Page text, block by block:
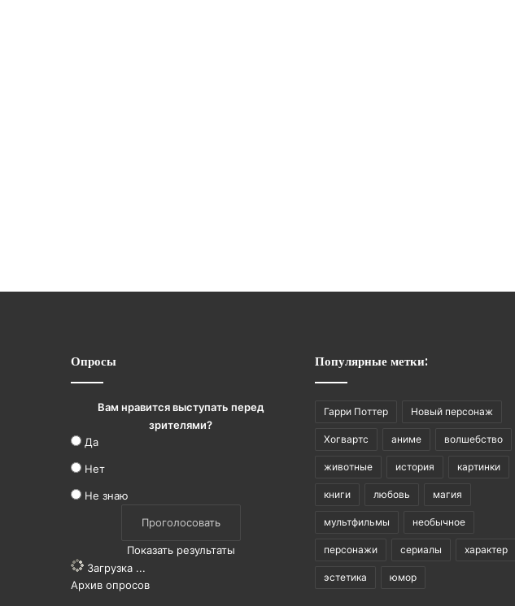
Опросы
Вам нравится выступать перед
зрителями?
Да
Нет
Не знаю
Показать результаты
Загрузка ...
Архив опросов
Популярные метки:
Гарри Поттер Новый персонаж
Хогвартс аниме волшебство
животные история картинки
книги любовь магия
мультфильмы необычное
персонажи сериалы характер
эстетика юмор